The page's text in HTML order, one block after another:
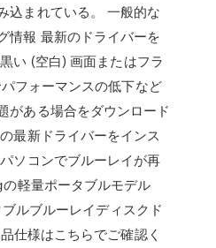
込まれている。 一般的な
情報 最新のドライバーを
い (空白) 画面またはフラ
フォーマンスの低下など
がある場合をダウンロード
最新ドライバーをインス
ソコンでブルーレイが再
軽量ポータブルモデル
ルブルーレイディスクド
仕様はこちらでご確認く